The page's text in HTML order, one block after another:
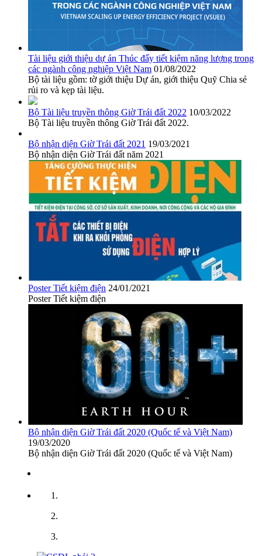
Tài liệu giới thiệu dự án Thúc đẩy tiết kiệm năng lượng trong
các ngành công nghiệp Việt Nam 01/08/2022
Bộ tài liệu gồm: tờ giới thiệu Dự án, giới thiệu Quỹ Chia sẻ
rủi ro và kẹp tài liệu.
Bộ Tài liệu truyền thông Giờ Trái đất 2022 10/03/2022
Bộ Tài liệu truyền thông Giờ Trái đất 2022.
Bộ nhận diện Giờ Trái đất 2021 19/03/2021
Bộ nhận diện Giờ Trái đất năm 2021
Poster Tiết kiệm điện 24/01/2021
Poster Tiết kiệm điện
Bộ nhận diện Giờ Trái đất 2020 (Quốc tế và Việt Nam)
19/03/2020
Bộ nhận diện Giờ Trái đất 2020 (Quốc tế và Việt Nam)